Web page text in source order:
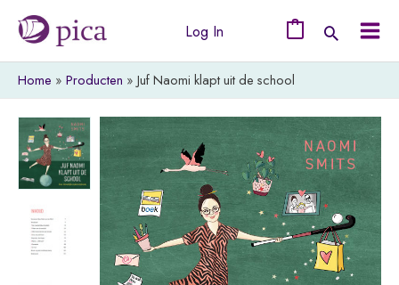
naar
de
inhoud
Log In
Home Producten Juf Naomi klapt uit de school